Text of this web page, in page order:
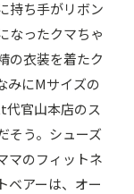
持ち手がリボン
なったクマちゃ
の衣装を着たク
みにMサイズの
官山本店のス
そう。シューズ
マのフィットネ
ベアーは、オー